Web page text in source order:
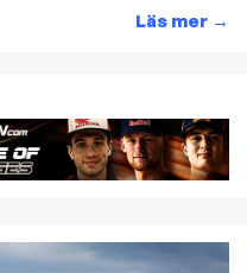
Läs mer →